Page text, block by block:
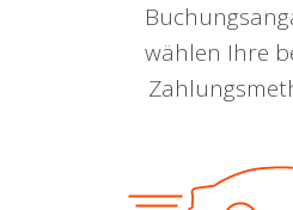
wählen Ihre